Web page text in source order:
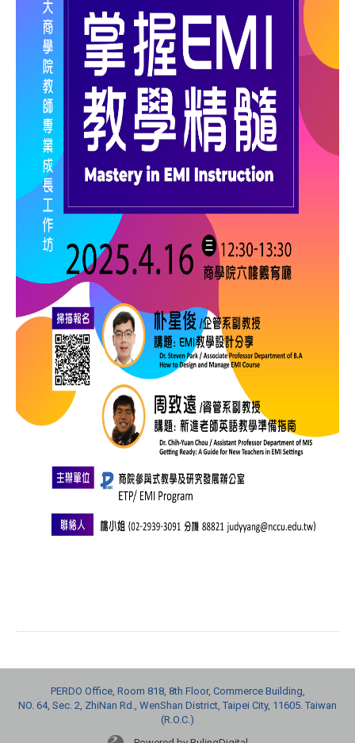
PERDO Office, Room 818, 8th Floor, Commerce Building,
NO. 64, Sec. 2, ZhiNan Rd., WenShan District, Taipei City, 11605. Taiwan
(R.O.C.)